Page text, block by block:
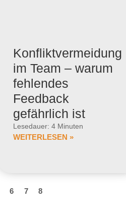
Konfliktvermeidung
im Team – warum
fehlendes
Feedback
gefährlich ist
Lesedauer: 4 Minuten
WEITERLESEN »
6 7 8